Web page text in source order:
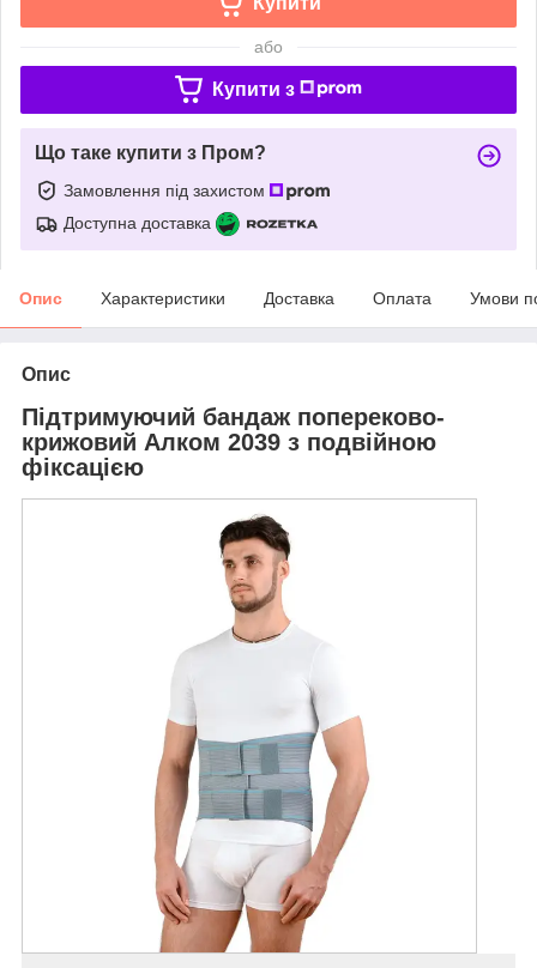
або
Купити з
Що таке купити з Пром?
Замовлення під захистом
Доступна доставка
Опис Характеристики Доставка Оплата Умови
Опис
Підтримуючий бандаж попереково-
крижовий Алком 2039 з подвійною
фіксацією